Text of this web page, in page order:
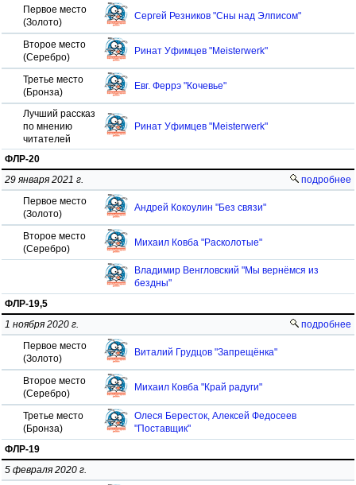
Первое место
(Золото)
Сергей Резников "Сны над Элписом"
Второе место
(Серебро)
Ринат Уфимцев "Meisterwerk"
Третье место
(Бронза)
Евг. Феррэ "Кочевье"
Лучший рассказ
по мнению
читателей
Ринат Уфимцев "Meisterwerk"
ФЛР-20
подробнее
29 января 2021 г.
Первое место
(Золото)
Андрей Кокоулин "Без связи"
Второе место
(Серебро)
Михаил Ковба "Расколотые"
Владимир Венгловский "Мы вернёмся из
бездны"
ФЛР-19,5
подробнее
1 ноября 2020 г.
Первое место
(Золото)
Виталий Грудцов "Запрещёнка"
Второе место
(Серебро)
Михаил Ковба "Край радуги"
Третье место
(Бронза)
Олеся Бересток, Алексей Федосеев
"Поставщик"
ФЛР-19
5 февраля 2020 г.